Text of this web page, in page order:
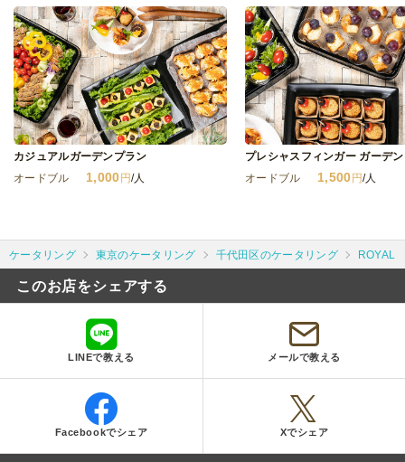
カジュアルガーデンプラン
オードブル
1,000 円/人
プレシャスフィンガー ガーデ
オードブル
1,500 円/人
ケータリング 東京のケータリング 千代田区のケータリング ROYAL
このお店をシェアする
LINEで教える メールで教える
Facebookでシェア Xでシェア